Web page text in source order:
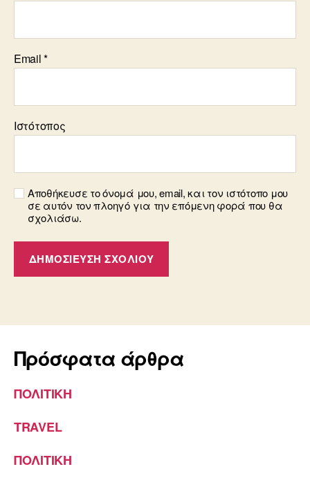
Email*
Ιστότοπος
Αποθήκευσε το όνομά μου, email, και τον ιστότοπο μου
σε αυτόν τον πλοηγό για την επόμενη φορά που θα
σχολιάσω.
Πρόσφατα άρθρα
ΠΟΛΙΤΙΚΗ
TRAVEL
ΠΟΛΙΤΙΚΗ